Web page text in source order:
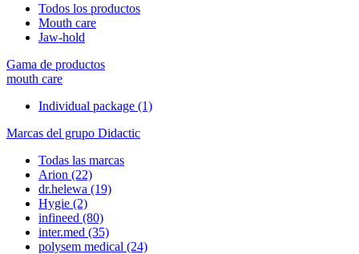
Todos los productos
Mouth care
Jaw-hold
Gama de productos
mouth care
Individual package (1)
Marcas del grupo Didactic
Todas las marcas
Arion (22)
dr.helewa (19)
Hygie (2)
infineed (80)
inter.med (35)
polysem medical (24)